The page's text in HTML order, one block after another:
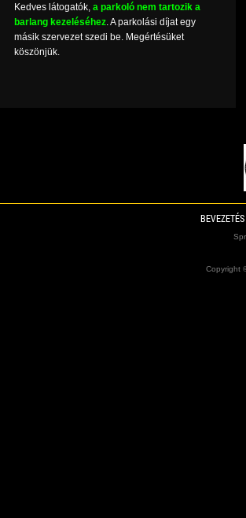
Kedves látogatók, a parkoló nem tartozik a
barlang kezeléséhez. A parkolási díjat egy
másik szervezet szedi be. Megértésüket
köszönjük.
BEVEZETÉS
Copyright